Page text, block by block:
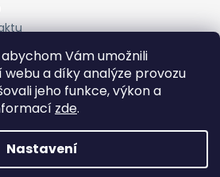
Vám umožnili
a díky analýze provozu
jeho funkce, výkon a
zde.
Nastavení